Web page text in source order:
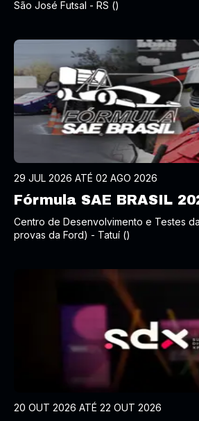
São José Futsal - RS ()
29 JUL 2026 ATÉ 02 AGO 2026
Fórmula SAE BRASIL
Centro de Desenvolvimento e Testes
provas da Ford) - Tatuí ()
20 OUT 2026 ATÉ 22 OUT 2026